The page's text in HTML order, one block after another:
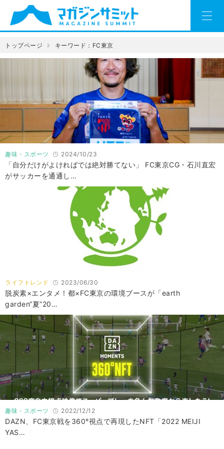
トップページ キーワード：FC東京
趣味・スポーツ 2024/10/23
「自分だけがよければでは絶対勝てない」 FC東京CG・石川直宏
がサッカーを通通し…
ライフトレンド 2023/06/30
脱炭素×エンタメ！都×FC東京の環境ブースが「earth
garden“夏”20…
趣味・スポーツ 2022/12/12
DAZN、FC東京戦を360°視点で再現したNFT「2022 MEIJI
YAS…